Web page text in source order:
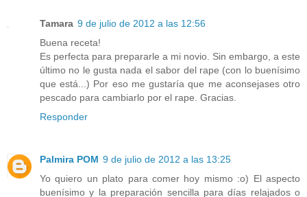
Tamara 9 de julio de 2012 a las 12:56
Buena receta!
Es perfecta para prepararle a mi novio. Sin embargo, a este
último no le gusta nada el sabor del rape (con lo buenísimo
que está...) Por eso me gustaría que me aconsejases otro
pescado para cambiarlo por el rape. Gracias.
Responder
Palmira POM 9 de julio de 2012 a las 13:25
Yo quiero un plato para comer hoy mismo :o) El aspecto
buenísimo y la preparación sencilla para días relajados o